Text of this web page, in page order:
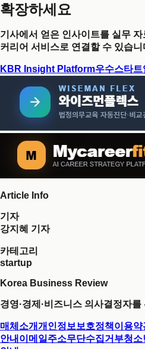
확장하세요
기사에서 얻은 인사이트를 실무 자
커리어 서비스로 연결할 수 있습니
KBR Insight Platform우수스타트
Article Info
기자
강지혜 기자
카테고리
startup
Korea Business Review
경영·경제·비즈니스 의사결정자
매체소개개인정보보호정책이용약
안내 이메일주소무단수집거부청소